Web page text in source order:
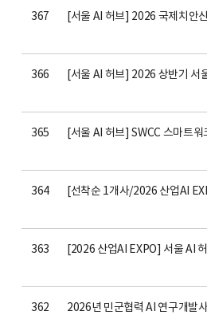
367
366
365
364
363
362